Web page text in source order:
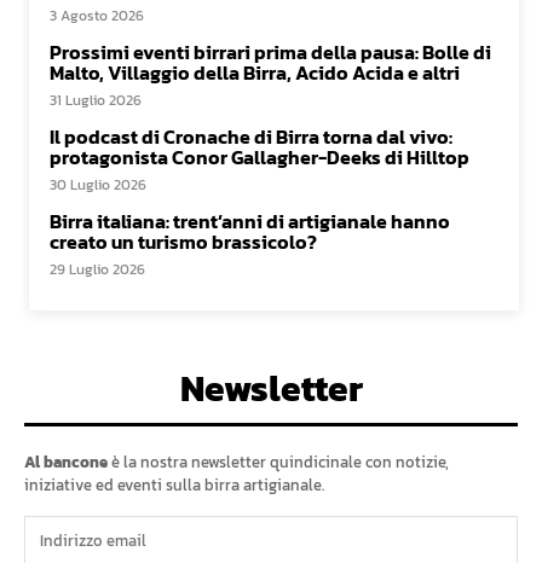
3 Agosto 2026
Prossimi eventi birrari prima della pausa: Bolle di
Malto, Villaggio della Birra, Acido Acida e altri
31 Luglio 2026
Il podcast di Cronache di Birra torna dal vivo:
protagonista Conor Gallagher-Deeks di Hilltop
30 Luglio 2026
Birra italiana: trent’anni di artigianale hanno
creato un turismo brassicolo?
29 Luglio 2026
Newsletter
Al banconeè la nostra newsletter quindicinale con notizie,
iniziative ed eventi sulla birra artigianale.